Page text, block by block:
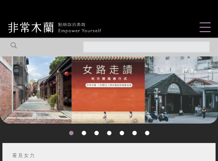
觀點專欄
焦點企劃
認識我們
看見女力